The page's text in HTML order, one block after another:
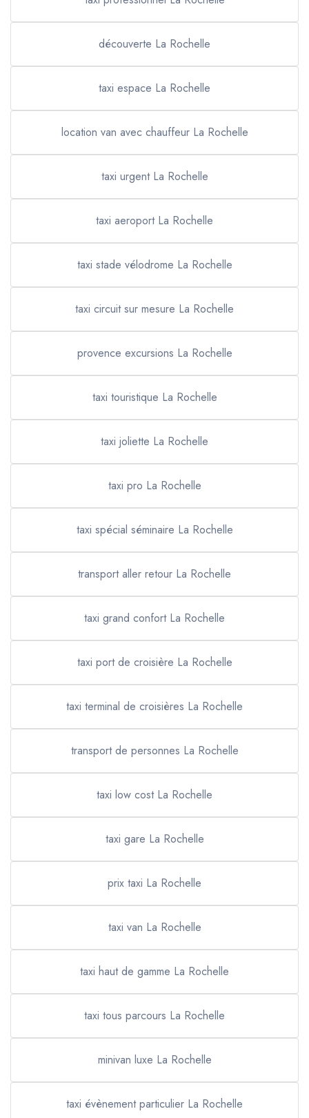
découverte La Rochelle
taxi espace La Rochelle
location van avec chauffeur La Rochelle
taxi urgent La Rochelle
taxi aeroport La Rochelle
taxi stade vélodrome La Rochelle
taxi circuit sur mesure La Rochelle
provence excursions La Rochelle
taxi touristique La Rochelle
taxi joliette La Rochelle
taxi pro La Rochelle
taxi spécial séminaire La Rochelle
transport aller retour La Rochelle
taxi grand confort La Rochelle
taxi port de croisière La Rochelle
taxi terminal de croisières La Rochelle
transport de personnes La Rochelle
taxi low cost La Rochelle
taxi gare La Rochelle
prix taxi La Rochelle
taxi van La Rochelle
taxi haut de gamme La Rochelle
taxi tous parcours La Rochelle
minivan luxe La Rochelle
taxi évènement particulier La Rochelle